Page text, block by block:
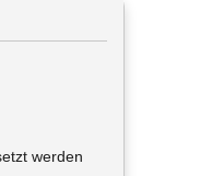
werden